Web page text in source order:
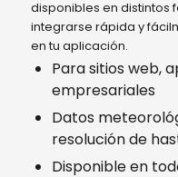
disponibles en distintos
integrarse rápida y
en tu aplicación.
Para sitios web,
empresariales
Datos
resolución de
Disponible en